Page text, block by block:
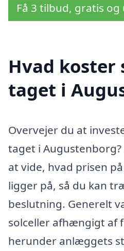
Få 3 tilbud, gratis
Hvad koster
taget i
Overvejer du at
taget i
at vide, hvad prisen
ligger på, så du kan
beslutning. Generelt
solceller afhængigt af
herunder anlæggets